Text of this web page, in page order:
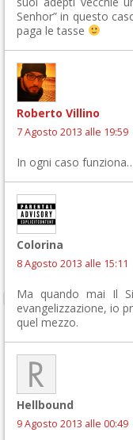
Senhor” in questo
paga le tasse
Roberto Villino
7 Agosto 2013 alle 19:59
In ogni caso
Colorina
8 Agosto 2013 alle 15:11
Ma quando mai Il
evangelizzazione, io
quel mezzo.
Hellbound
9 Agosto 2013 alle 00:49